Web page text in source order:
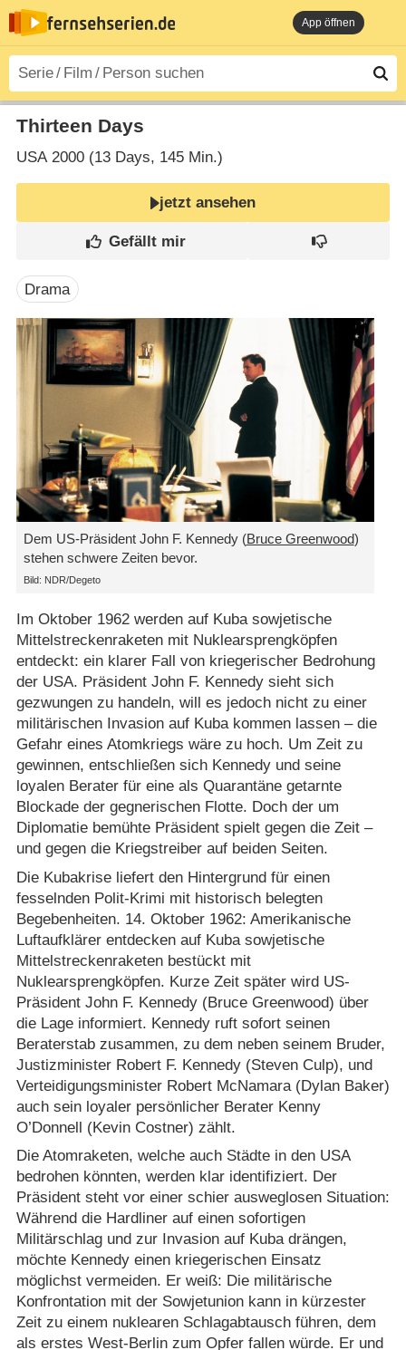
App öffnen
Thirteen Days
USA2000 (13 Days‎, 145 Min.)
jetzt ansehen
Drama
Dem US-Präsident John F. Kennedy (Bruce Greenwood)
stehen schwere Zeiten bevor.
Bild: NDR/​Degeto
Im Oktober 1962 werden auf Kuba sowjetische
Mittelstreckenraketen mit Nuklearsprengköpfen
entdeckt: ein klarer Fall von kriegerischer Bedrohung
der USA. Präsident John F. Kennedy sieht sich
gezwungen zu handeln, will es jedoch nicht zu einer
militärischen Invasion auf Kuba kommen lassen – die
Gefahr eines Atomkriegs wäre zu hoch. Um Zeit zu
gewinnen, entschließen sich Kennedy und seine
loyalen Berater für eine als Quarantäne getarnte
Blockade der gegnerischen Flotte. Doch der um
Diplomatie bemühte Präsident spielt gegen die Zeit –
und gegen die Kriegstreiber auf beiden Seiten.
Die Kubakrise liefert den Hintergrund für einen
fesselnden Polit-Krimi mit historisch belegten
Begebenheiten. 14. Oktober 1962: Amerikanische
Luftaufklärer entdecken auf Kuba sowjetische
Mittelstreckenraketen bestückt mit
Nuklearsprengköpfen. Kurze Zeit später wird US-
Präsident John F. Kennedy (Bruce Greenwood) über
die Lage informiert. Kennedy ruft sofort seinen
Beraterstab zusammen, zu dem neben seinem Bruder,
Justizminister Robert F. Kennedy (Steven Culp), und
Verteidigungsminister Robert McNamara (Dylan Baker)
auch sein loyaler persönlicher Berater Kenny
O’Donnell (Kevin Costner) zählt.
Die Atomraketen, welche auch Städte in den USA
bedrohen könnten, werden klar identifiziert. Der
Präsident steht vor einer schier ausweglosen Situation:
Während die Hardliner auf einen sofortigen
Militärschlag und zur Invasion auf Kuba drängen,
möchte Kennedy einen kriegerischen Einsatz
möglichst vermeiden. Er weiß: Die militärische
Konfrontation mit der Sowjetunion kann in kürzester
Zeit zu einem nuklearen Schlagabtausch führen, dem
als erstes West-Berlin zum Opfer fallen würde. Er und